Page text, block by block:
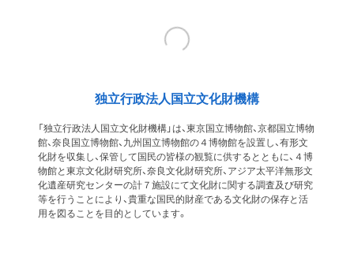
独立行政法人国立文化財機構
「独立行政法人国立文化財機構」は、東京国立博物館、京都国立博物
館、奈良国立博物館、九州国立博物館の４博物館を設置し、有形文
化財を収集し、保管して国民の皆様の観覧に供するとともに、４博
物館と東京文化財研究所、奈良文化財研究所、アジア太平洋無形文
化遺産研究センターの計７施設にて文化財に関する調査及び研究
等を行うことにより、貴重な国民的財産である文化財の保存と活
用を図ることを目的としています。